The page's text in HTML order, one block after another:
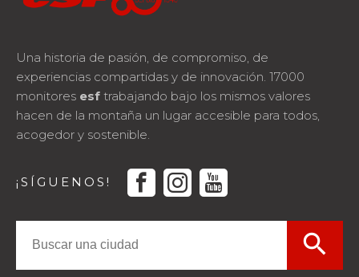
Una historia de pasión, de compromiso, de
experiencias compartidas y de innovación. 17000
monitores esf trabajando bajo los mismos valores
hacen de la montaña un lugar accesible para todos,
acogedor y sostenible.
¡SÍGUENOS! facebook instagram youtube
search